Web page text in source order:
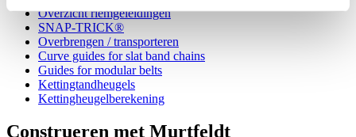
Overzicht riemgeleidingen
SNAP-TRICK®
Overbrengen / transporteren
Curve guides for slat band chains
Guides for modular belts
Kettingtandheugels
Kettingheugelberekening
Construeren met Murtfeldt